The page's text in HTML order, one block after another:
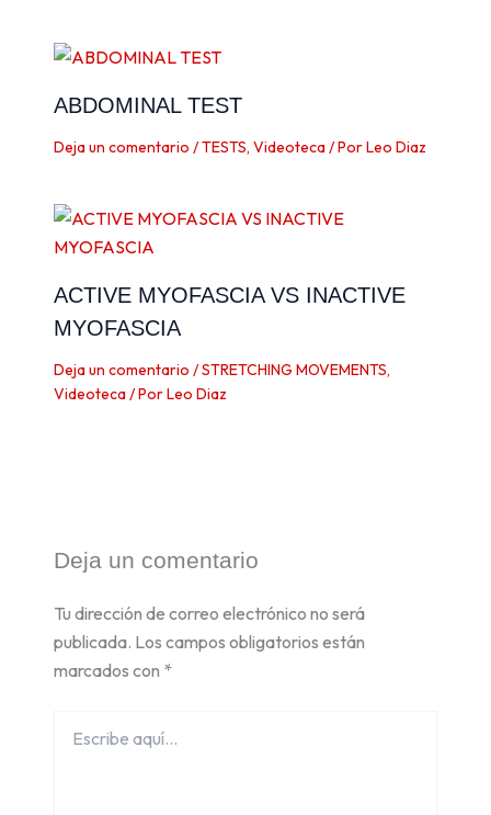
ABDOMINAL TEST
Deja un comentario /TESTS, Videoteca/ PorLeo Diaz
ACTIVE MYOFASCIA VS INACTIVE
MYOFASCIA
Deja un comentario /STRETCHING MOVEMENTS,
Videoteca/ PorLeo Diaz
Deja un comentario
Tu dirección de correo electrónico no será
publicada. Los campos obligatorios están
marcados con *
aquí...